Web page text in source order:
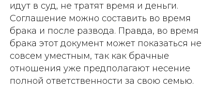
идут в суд, не тратят время и деньги.
Соглашение можно составить во время
брака и после развода. Правда, во время
брака этот документ может показаться не
совсем уместным, так как брачные
отношения уже предполагают несение
полной ответственности за свою семью.